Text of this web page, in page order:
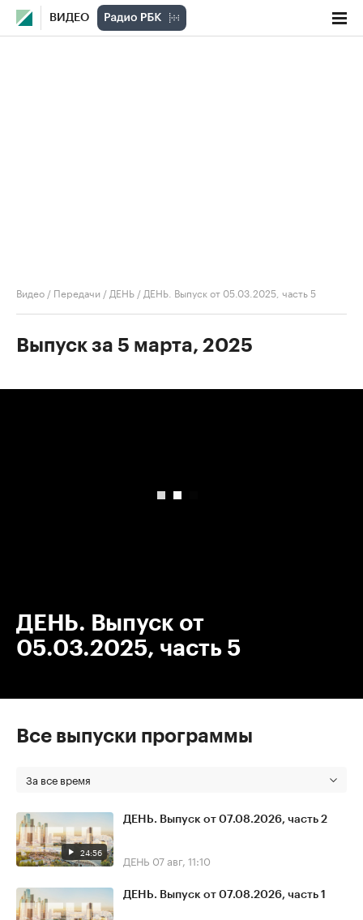
ВИДЕО
Видео / Передачи / ДЕНЬ / ДЕНЬ. Выпуск от 05.03.2025, часть 5
Выпуск за 5 марта, 2025
ДЕНЬ. Выпуск от
05.03.2025, часть 5
Все выпуски программы
За все время
24:56
ДЕНЬ. Выпуск от 07.08.2026, часть 2
ДЕНЬ 07 авг, 11:10
ДЕНЬ. Выпуск от 07.08.2026, часть 1